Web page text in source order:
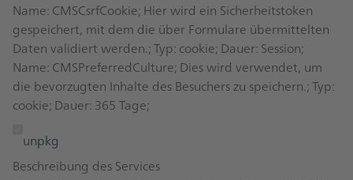
Name: CMSCsrfCookie; Hier wird ein Sicherheitstoken
gespeichert, mit dem die über Formulare übermittelten
Daten validiert werden.; Typ: cookie; Dauer: Session;
Name: CMSPreferredCulture; Dies wird verwendet, um
die bevorzugten Inhalte des Besuchers zu speichern.; Typ:
cookie; Dauer: 365 Tage;
unpkg
Beschreibung des Services